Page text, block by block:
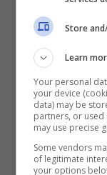
Il Consiglio
requirente e
In sintesi: il
da 33
Store
Learn
Your personal
your device
data) may be
partners, or used
may use precise
Some vendors
of legitimate
your options